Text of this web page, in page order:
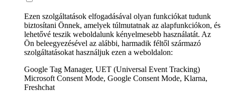
Ezen szolgáltatások elfogadásával olyan funkciókat tudunk
biztosítani Önnek, amelyek túlmutatnak az alapfunkciókon, és
lehetővé teszik weboldalunk kényelmesebb használatát. Az
Ön beleegyezésével az alábbi, harmadik féltől származó
szolgáltatásokat használjuk ezen a weboldalon:
Google Tag Manager, UET (Universal Event Tracking)
Microsoft Consent Mode, Google Consent Mode, Klarna,
Freshchat